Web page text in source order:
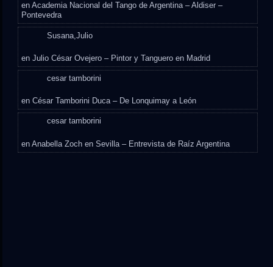
enAcademia Nacional del Tango de Argentina – Aldiser –
Pontevedra
Susana,Julio
enJulio César Ovejero – Pintor y Tanguero en Madrid
cesar tamborini
enCésar Tamborini Duca – De Lonquimay a León
cesar tamborini
enAnabella Zoch en Sevilla – Entrevista de Raíz Argentina